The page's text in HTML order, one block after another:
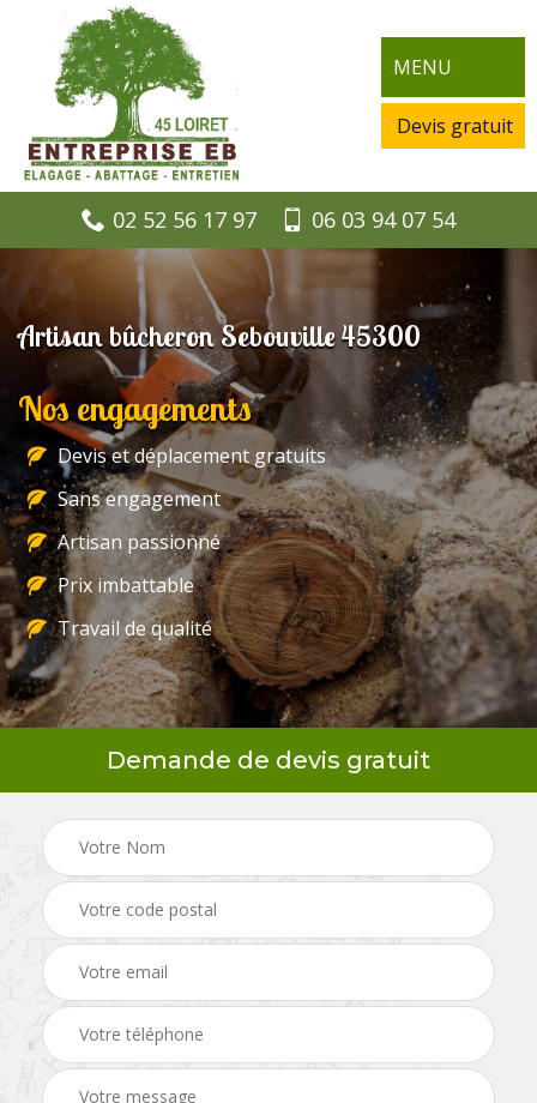
MENU
Devis gratuit
02 52 56 17 97 06 03 94 07 54
Artisan bûcheron Sebouville 45300
Nos engagements
Devis et déplacement gratuits
Sans engagement
Artisan passionné
Prix imbattable
Travail de qualité
Demande de devis gratuit